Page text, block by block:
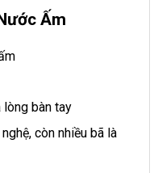
Ấm
bàn tay
còn nhiều bã là